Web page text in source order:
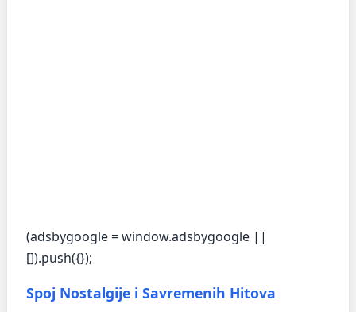
(adsbygoogle = window.adsbygoogle ||
[]).push({});
Spoj Nostalgije i Savremenih Hitova